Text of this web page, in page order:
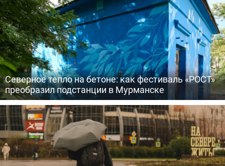
Северное тепло на бетоне: как фестиваль «РОСТ»
преобразил подстанции в Мурманске